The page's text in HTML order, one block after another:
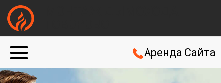
Аренда Сайта